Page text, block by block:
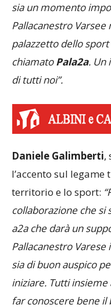
sia un momento
Pallacanestro
palazzetto dello
chiamatoPala2a. Un
di tutti noi”.
Daniele Galimberti,
l’accento sul
territorio e lo sport:
collaborazione che si
a2a che darà un
Pallacanestro
sia di buon auspico
iniziare. Tutti
far conoscere bene il